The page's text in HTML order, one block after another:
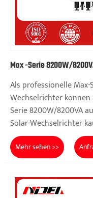
Max -Serie 8200W/
Als professionelle
Wechselrichter können
Serie 8200W/8200VA
Solar-Wechselrichter
Mehr sehen >>